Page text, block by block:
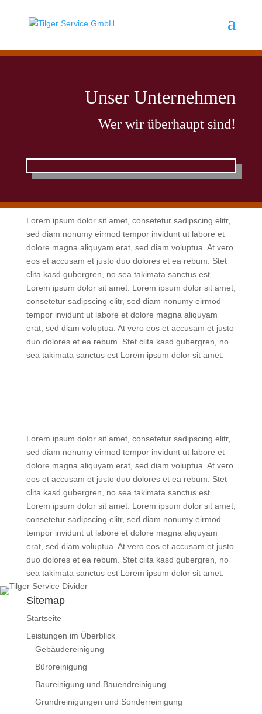
Unser Unternehmen
Wer wir überhaupt sind!
https://www.belgieapotheek.com/kopen-kamagra-
Lorem ipsum dolor sit amet, consetetur sadipscing elitr,
sed diam nonumy eirmod tempor invidunt ut labore et
dolore magna aliquyam erat, sed diam voluptua. At vero
eos et accusam et justo duo dolores et ea rebum. Stet
clita kasd gubergren, no sea takimata sanctus est
Lorem ipsum dolor sit amet. Lorem ipsum dolor sit amet,
consetetur sadipscing elitr, sed diam nonumy eirmod
tempor invidunt ut labore et dolore magna aliquyam
erat, sed diam voluptua. At vero eos et accusam et justo
duo dolores et ea rebum. Stet clita kasd gubergren, no
sea takimata sanctus est Lorem ipsum dolor sit amet.
Lorem ipsum dolor sit amet, consetetur sadipscing elitr,
sed diam nonumy eirmod tempor invidunt ut labore et
dolore magna aliquyam erat, sed diam voluptua. At vero
eos et accusam et justo duo dolores et ea rebum. Stet
clita kasd gubergren, no sea takimata sanctus est
Lorem ipsum dolor sit amet. Lorem ipsum dolor sit amet,
consetetur sadipscing elitr, sed diam nonumy eirmod
tempor invidunt ut labore et dolore magna aliquyam
erat, sed diam voluptua. At vero eos et accusam et justo
duo dolores et ea rebum. Stet clita kasd gubergren, no
sea takimata sanctus est Lorem ipsum dolor sit amet.
Sitemap
Startseite
Leistungen im Überblick
Gebäudereinigung
Büroreinigung
Baureinigung und Bauendreinigung
Grundreinigungen und Sonderreinigung